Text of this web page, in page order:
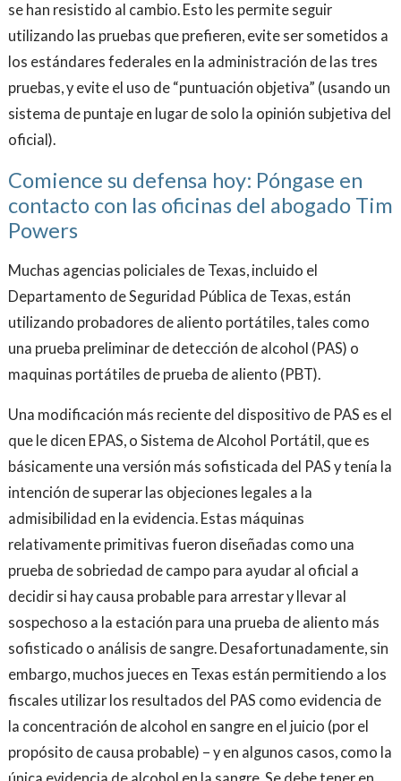
se han resistido al cambio. Esto les permite seguir
utilizando las pruebas que prefieren, evite ser sometidos a
los estándares federales en la administración de las tres
pruebas, y evite el uso de “puntuación objetiva” (usando un
sistema de puntaje en lugar de solo la opinión subjetiva del
oficial).
Comience su defensa hoy: Póngase en
contacto con las oficinas del abogado Tim
Powers
Muchas agencias policiales de Texas, incluido el
Departamento de Seguridad Pública de Texas, están
utilizando probadores de aliento portátiles, tales como
una prueba preliminar de detección de alcohol (PAS) o
maquinas portátiles de prueba de aliento (PBT).
Una modificación más reciente del dispositivo de PAS es el
que le dicen EPAS, o Sistema de Alcohol Portátil, que es
básicamente una versión más sofisticada del PAS y tenía la
intención de superar las objeciones legales a la
admisibilidad en la evidencia. Estas máquinas
relativamente primitivas fueron diseñadas como una
prueba de sobriedad de campo para ayudar al oficial a
decidir si hay causa probable para arrestar y llevar al
sospechoso a la estación para una prueba de aliento más
sofisticado o análisis de sangre. Desafortunadamente, sin
embargo, muchos jueces en Texas están permitiendo a los
fiscales utilizar los resultados del PAS como evidencia de
la concentración de alcohol en sangre en el juicio (por el
propósito de causa probable) – y en algunos casos, como la